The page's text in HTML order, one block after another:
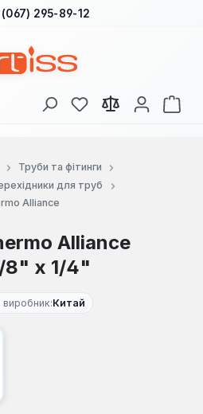
295-89-12
У вас є 0 у списку
Труби та фітинги
для труб
Alliance
Alliance
8" х 1/4"
виробник:Китай